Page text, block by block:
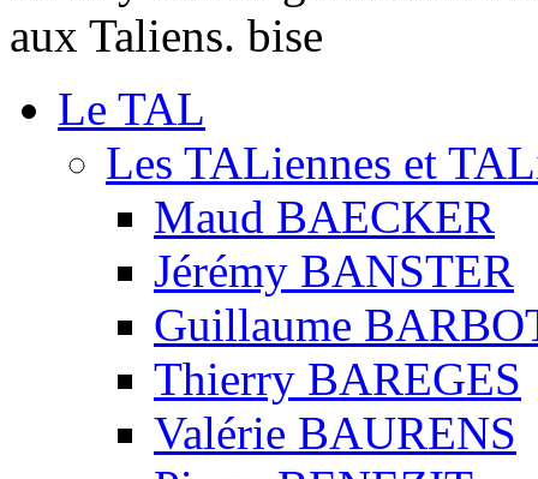
aux Taliens. bise
Le TAL
Les TALiennes et
Maud BAECKER
Jérémy BANSTER
Guillaume
Thierry BAREGES
Valérie BAURENS